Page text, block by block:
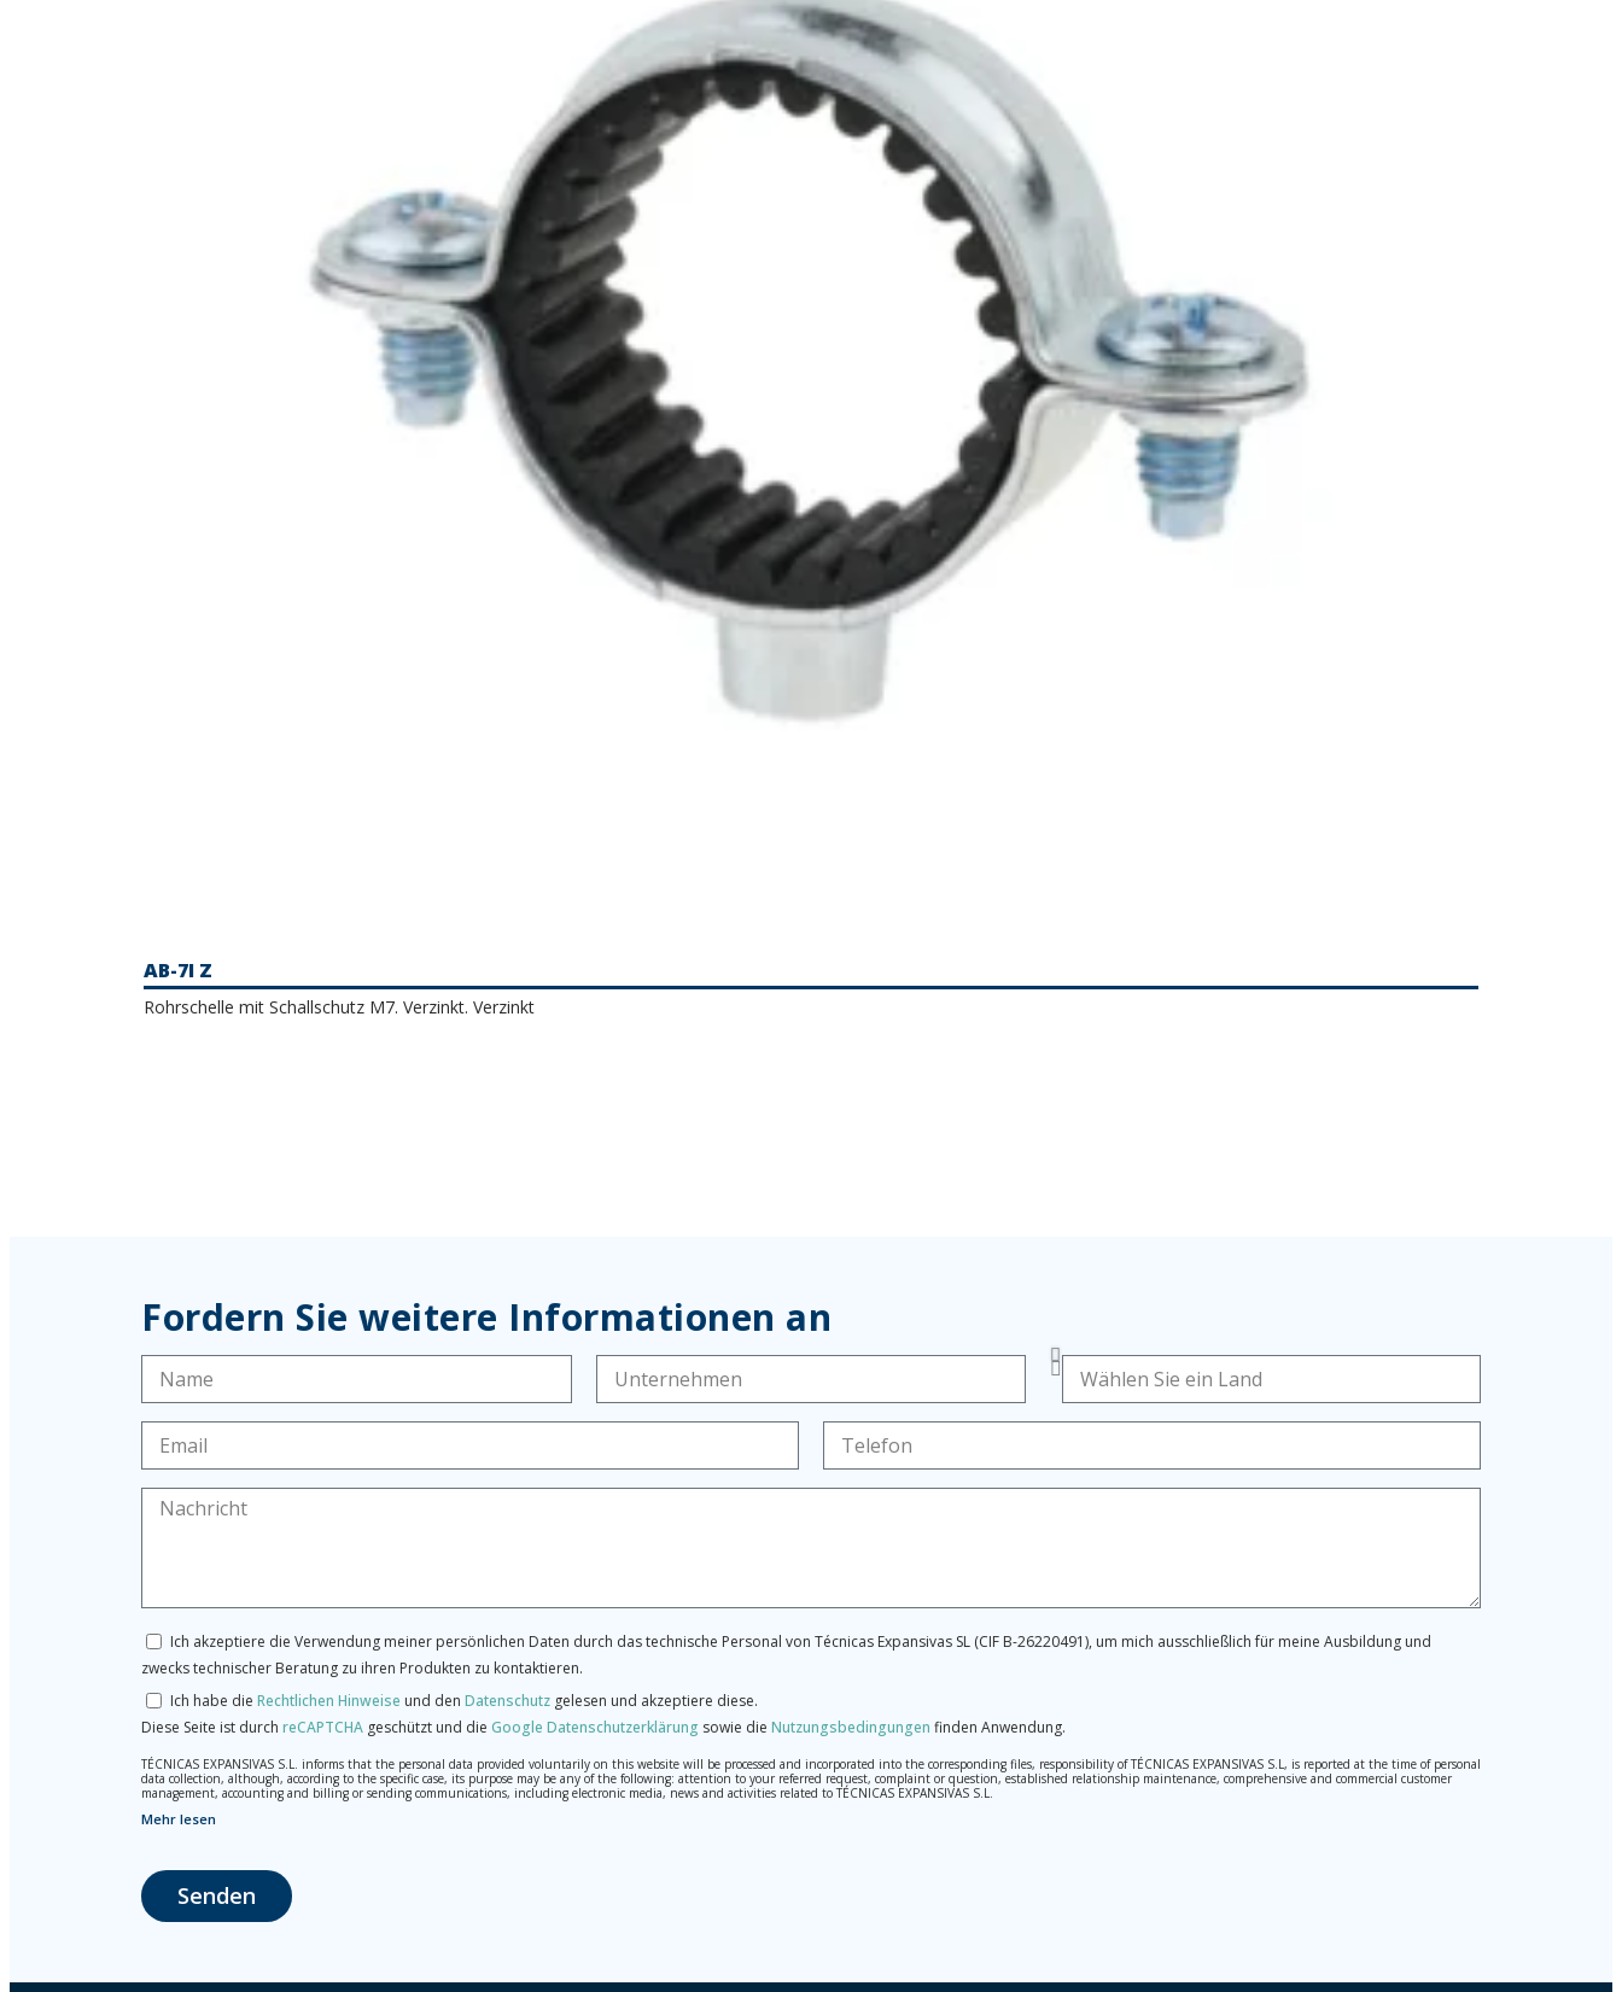
AB-7I Z
Rohrschelle mit Schallschutz M7. Verzinkt. Verzinkt
Fordern Sie weitere Informationen an
Ich akzeptiere die Verwendung meiner persönlichen Daten durch das technische Personal von Técnicas Expansivas SL (CIF B-26220491), um mich ausschließlich für meine Ausbildung und
zwecks technischer Beratung zu ihren Produkten zu kontaktieren.
Ich habe die Rechtlichen Hinweise und den Datenschutz gelesen und akzeptiere diese.
Diese Seite ist durch reCAPTCHA geschützt und die Google Datenschutzerklärung sowie die Nutzungsbedingungen finden Anwendung.
TÉCNICAS EXPANSIVAS S.L. informs that the personal data provided voluntarily on this website will be processed and incorporated into the corresponding files, responsibility of TÉCNICAS EXPANSIVAS S.L, is reported at the time of personal
data collection, although, according to the specific case, its purpose may be any of the following: attention to your referred request, complaint or question, established relationship maintenance, comprehensive and commercial customer
management, accounting and billing or sending communications, including electronic media, news and activities related to TÉCNICAS EXPANSIVAS S.L.
The data in our files are strictly confidential and shall be treated with the utmost confidentiality and shall comply with all the requirements provided for the General Data Protection Regulation (GDPR) 2016.
The user may at any time exercise their rights of access, rectification, cancellation and opposition under the provisions of the General Data Protection Regulation (GDPR) 2016 by sending a letter together with a photocopy of your ID, to P.I.
La Portalada II | c/ Segador 13, 26006 | Logroño (La Rioja).
Mehr lesen
Senden